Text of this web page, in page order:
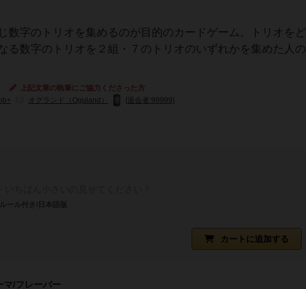
数字のトリオを集めるのが目的のカードゲーム。トリオをど
る数字のトリオを２組・７のトリオのいずれかを集めた人の
上記文章の執筆にご協力くださった方
オグランド（Oguland） [退会者:99999]
カートに追加する
マ/フレーバー